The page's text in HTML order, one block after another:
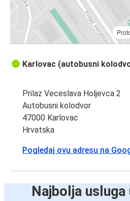
Karlovac (autobusni
Prilaz Veceslava Holjevca 2
Autobusni kolodvor
47000 Karlovac
Hrvatska
Pogledaj ovu adresu na
Najbolja usluga